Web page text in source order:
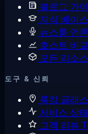
블로그 가
지식 베이스
뉴스룸 언
호스트 비교
모든 리소스
도구 & 신뢰
룩킹 글래스
서비스 상태
고객 리뷰